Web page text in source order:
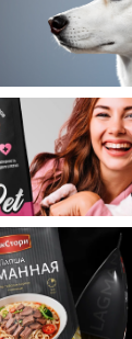
для собак
для собак
макаронных
марки